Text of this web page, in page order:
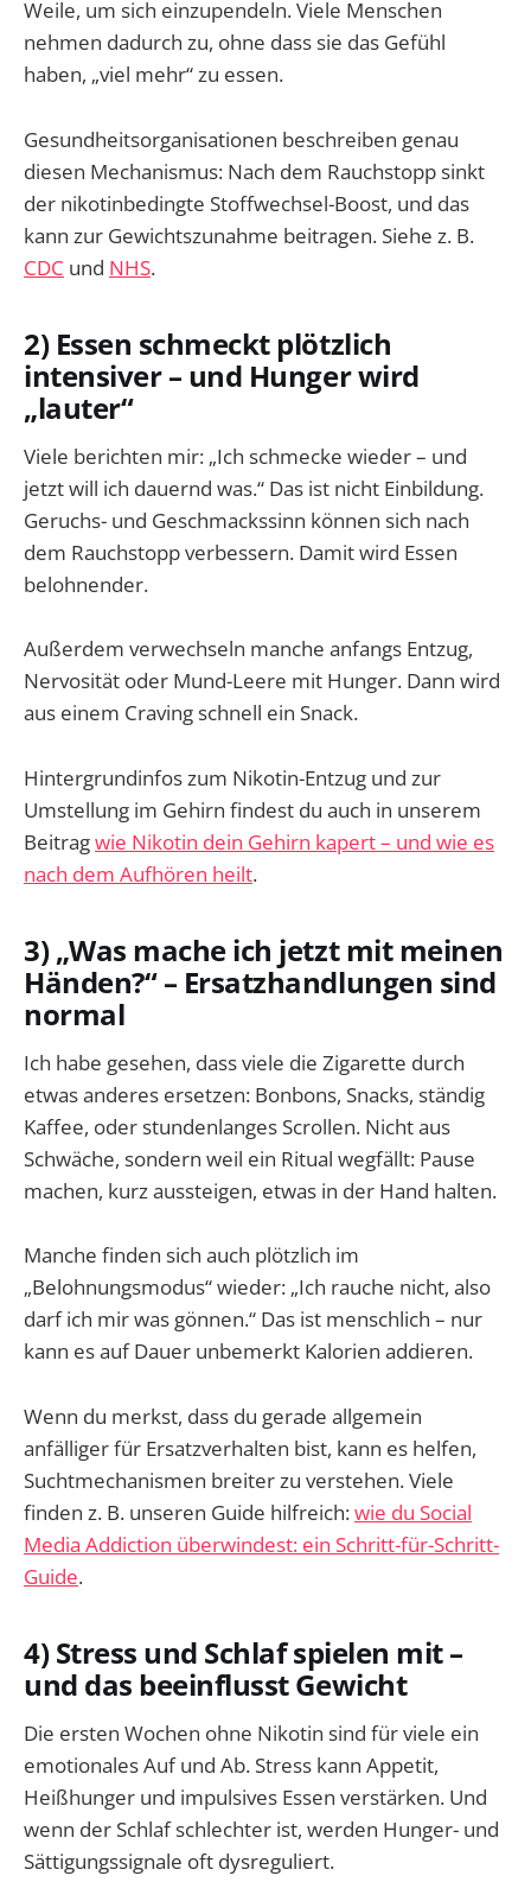
Weile, um sich einzupendeln. Viele Menschen
nehmen dadurch zu, ohne dass sie das Gefühl
haben, „viel mehr“ zu essen.
Gesundheitsorganisationen beschreiben genau
diesen Mechanismus: Nach dem Rauchstopp sinkt
der nikotinbedingte Stoffwechsel-Boost, und das
kann zur Gewichtszunahme beitragen. Siehe z. B.
CDC und NHS.
2) Essen schmeckt plötzlich
intensiver – und Hunger wird
„lauter“
Viele berichten mir: „Ich schmecke wieder – und
jetzt will ich dauernd was.“ Das ist nicht Einbildung.
Geruchs- und Geschmackssinn können sich nach
dem Rauchstopp verbessern. Damit wird Essen
belohnender.
Außerdem verwechseln manche anfangs Entzug,
Nervosität oder Mund-Leere mit Hunger. Dann wird
aus einem Craving schnell ein Snack.
Hintergrundinfos zum Nikotin-Entzug und zur
Umstellung im Gehirn findest du auch in unserem
Beitragwie Nikotin dein Gehirn kapert – und wie es
nach dem Aufhören heilt.
3) „Was mache ich jetzt mit meinen
Händen?“ – Ersatzhandlungen sind
normal
Ich habe gesehen, dass viele die Zigarette durch
etwas anderes ersetzen: Bonbons, Snacks, ständig
Kaffee, oder stundenlanges Scrollen. Nicht aus
Schwäche, sondern weil ein Ritual wegfällt: Pause
machen, kurz aussteigen, etwas in der Hand halten.
Manche finden sich auch plötzlich im
„Belohnungsmodus“ wieder: „Ich rauche nicht, also
darf ich mir was gönnen.“ Das ist menschlich – nur
kann es auf Dauer unbemerkt Kalorien addieren.
Wenn du merkst, dass du gerade allgemein
anfälliger für Ersatzverhalten bist, kann es helfen,
Suchtmechanismen breiter zu verstehen. Viele
finden z. B. unseren Guide hilfreich:wie du Social
Media Addiction überwindest: ein Schritt-für-Schritt-
Guide.
4) Stress und Schlaf spielen mit –
und das beeinflusst Gewicht
Die ersten Wochen ohne Nikotin sind für viele ein
emotionales Auf und Ab. Stress kann Appetit,
Heißhunger und impulsives Essen verstärken. Und
wenn der Schlaf schlechter ist, werden Hunger- und
Sättigungssignale oft dysreguliert.